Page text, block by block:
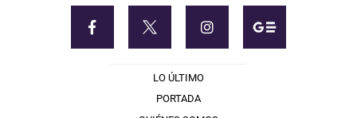
LO ÚLTIMO
PORTADA